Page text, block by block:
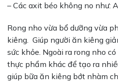
– Các axit béo không no như:
Rong nho vừa bổ dưỡng vừa
kiêng. Giúp người ăn kiêng
sức khỏe. Ngoài ra rong nho
thực phẩm khác để tạo ra
giúp bữa ăn kiêng bớt nhàm